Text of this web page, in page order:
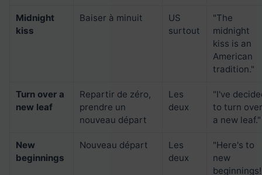
Midnight
kiss
Baiser à minuit
US
surtout
"The
midnight
kiss is an
American
tradition."
Turn over a
new leaf
Repartir de zéro,
prendre un
nouveau départ
Les
deux
"I've
to turn
a new leaf."
New
beginnings
Nouveau départ
Les
deux
"Here's to
new